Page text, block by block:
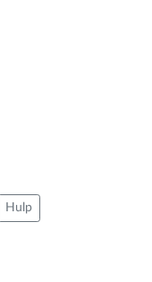
Hulp